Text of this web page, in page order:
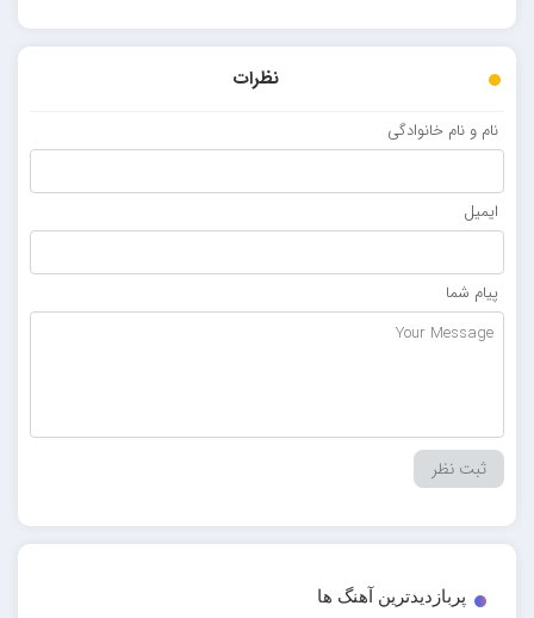
نظرات
نام و نام خانوادگی
ایمیل
پیام شما
پربازدیدترین آهنگ ها